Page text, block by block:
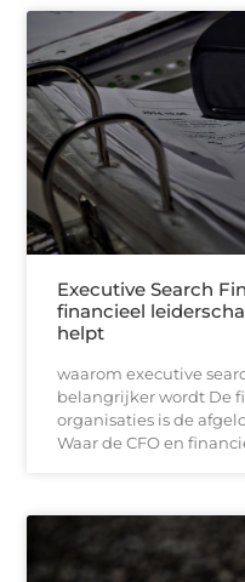
Executive Search
financieel
helpt
waarom executive
belangrijker wordt De
organisaties is de
Waar de CFO en